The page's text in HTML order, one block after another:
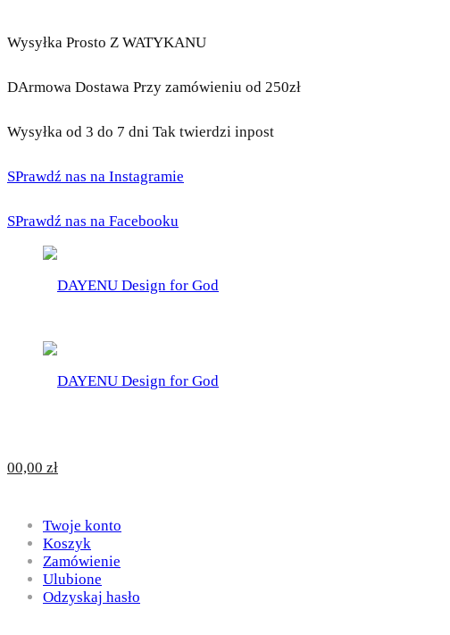
Wysyłka Prosto Z WATYKANU
DArmowa Dostawa Przy zamówieniu od 250zł
Wysyłka od 3 do 7 dni Tak twierdzi inpost
SPrawdź nas na Instagramie
SPrawdź nas na Facebooku
for
God
DAYENU
Design
00,00 zł
Twoje konto
Koszyk
Zamówienie
Ulubione
Odzyskaj hasło